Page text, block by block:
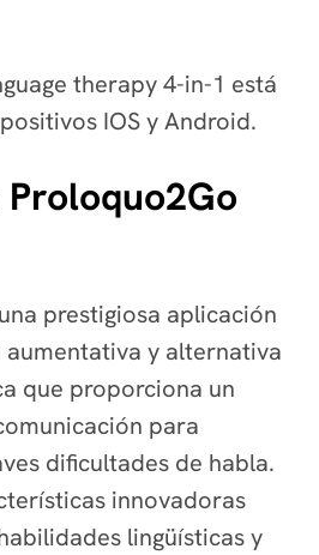
therapy 4-in-1 está
IOS y Android.
prestigiosa aplicación
y alternativa
que proporciona un
para
dificultades de habla.
innovadoras
lingüísticas y